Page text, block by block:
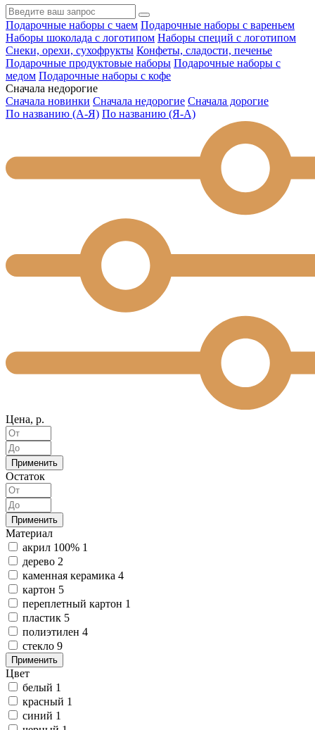
Подарочные наборы с чаем Подарочные наборы с вареньем
Наборы шоколада с логотипом Наборы специй с логотипом
Снеки, орехи, сухофрукты Конфеты, сладости, печенье
Подарочные продуктовые наборы Подарочные наборы с
медом Подарочные наборы с кофе
Сначала недорогие
Сначала новинки Сначала недорогие Сначала дорогие
По названию (А-Я) По названию (Я-А)
Цена, р.
Применить
Остаток
Применить
Материал
акрил 100% 1
дерево 2
каменная керамика 4
картон 5
переплетный картон 1
пластик 5
полиэтилен 4
стекло 9
Применить
Цвет
белый 1
красный 1
синий 1